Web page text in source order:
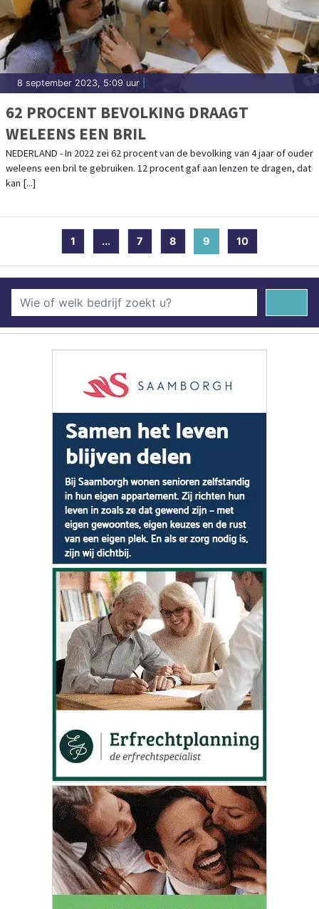
8 september 2023, 5:09 uur
62 PROCENT BEVOLKING DRAAGT
WELEENS EEN BRIL
NEDERLAND - In 2022 zei 62 procent van de bevolking van 4 jaar of ouder
weleens een bril te gebruiken. 12 procent gaf aan lenzen te dragen, dat
kan [...]
1 ... 7 8 9 (current)
10